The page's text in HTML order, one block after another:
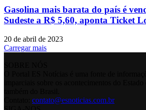
Gasolina mais barata do país é
Sudeste a R$ 5,60, aponta Ticket
20 de abril de 2023
Carregar mais
contato@esnoticias.com.br